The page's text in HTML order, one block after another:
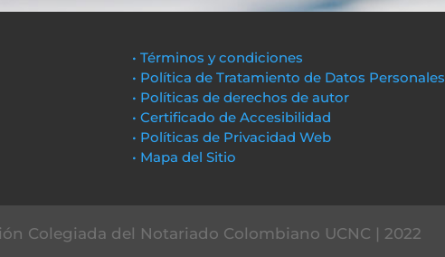
• Términos y condiciones
• Política de Tratamiento de Datos Personales
• Políticas de derechos de autor
• Certificado de Accesibilidad
• Políticas de Privacidad Web
• Mapa del Sitio
Colegiada del Notariado Colombiano UCNC | 2022